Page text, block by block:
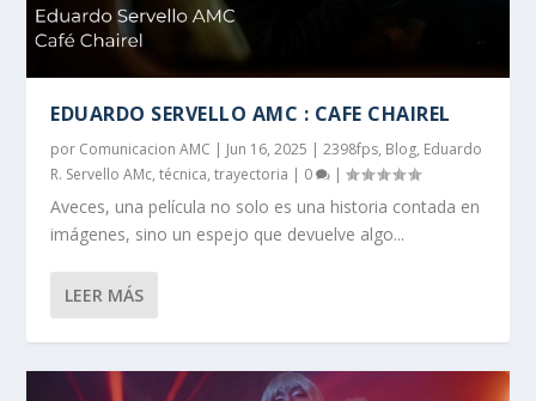
EDUARDO SERVELLO AMC : CAFE CHAIREL
por Comunicacion AMC | Jun 16, 2025 |2398fps, Blog, Eduardo
R. Servello AMc,técnica,trayectoria | 0 |
Aveces, una película no solo es una historia contada en
imágenes, sino un espejo que devuelve algo...
LEER MÁS